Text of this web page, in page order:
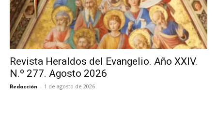
Revista Heraldos del Evangelio. Año XXIV.
N.º 277. Agosto 2026
Redacción - 1 de agosto de 2026